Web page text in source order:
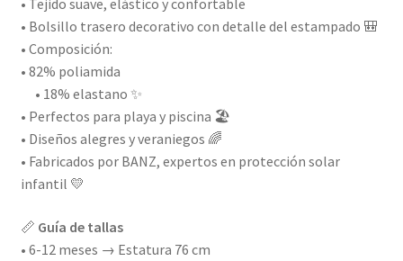
• Tejido suave, elástico y confortable
• Bolsillo trasero decorativo con detalle del estampado 🎒
• Composición:
• 82% poliamida
• 18% elastano ✨
• Perfectos para playa y piscina 🏖️
• Diseños alegres y veraniegos 🌈
• Fabricados por BANZ, expertos en protección solar
infantil 💛
📏 Guía de tallas
• 6-12 meses → Estatura 76 cm